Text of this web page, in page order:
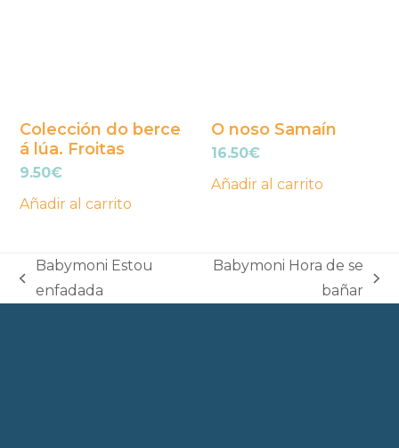
Colección do berce
á lúa. Froitas
9.50€
Añadir al carrito
O noso Samaín
16.50€
Añadir al carrito
previous
Babymoni Estou
enfadada
Babymoni Hora de se
bañar